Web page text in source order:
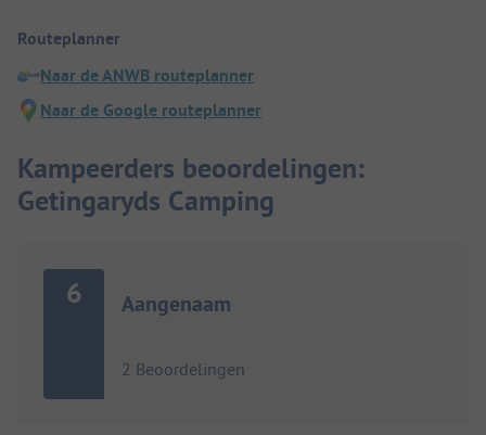
Routeplanner
Naar de ANWB routeplanner
Naar de Google routeplanner
Kampeerders beoordelingen:
Getingaryds Camping
6 Aangenaam
2 Beoordelingen